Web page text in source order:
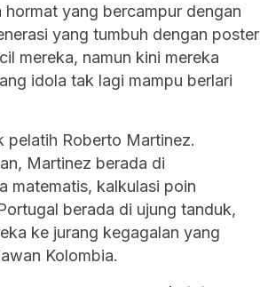
yang bercampur dengan
yang tumbuh dengan poster
mereka, namun kini mereka
idola tak lagi mampu berlari
pelatih Roberto Martinez.
Martinez berada di
matematis, kalkulasi poin
berada di ujung tanduk,
ke jurang kegagalan yang
Kolombia.